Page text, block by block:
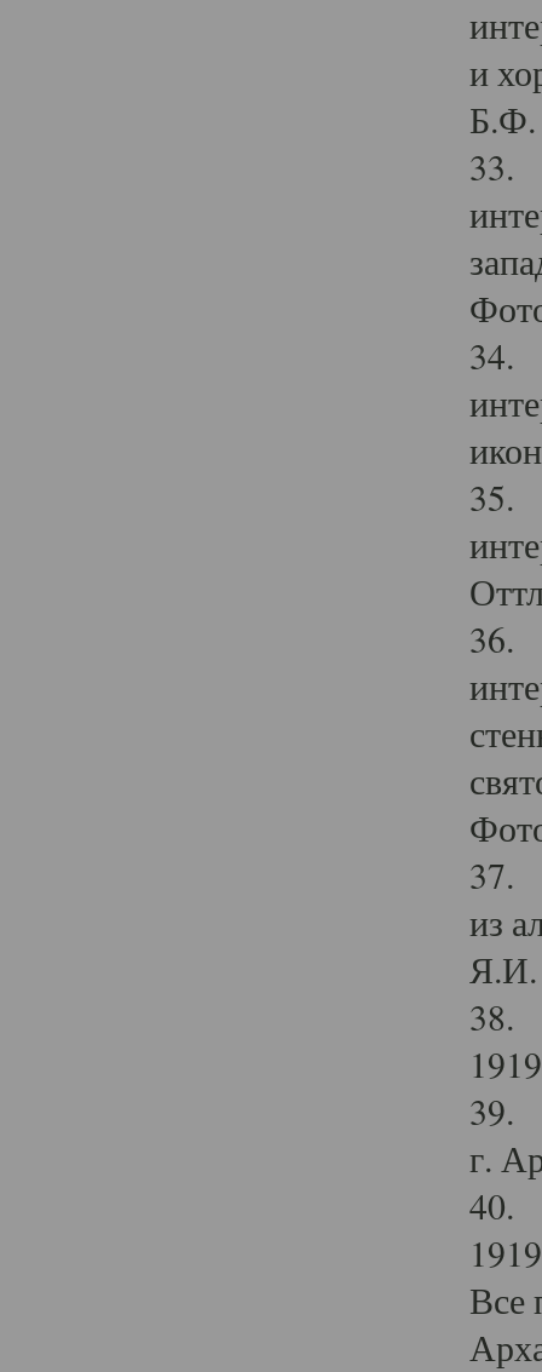
и
Б.Ф.
33.
34.
35.
36.
37.
из
Я.И.
38.
39.
г.
40.
Все